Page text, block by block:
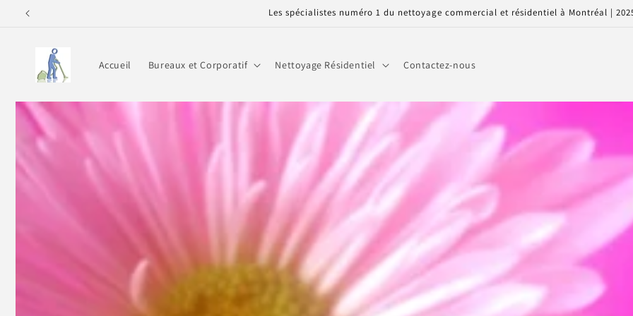
PASSER
Les spécialistes numéro 1 du nettoyage commercial et résidentiel à Montréal |
Accueil Bureaux et Corporatif Nettoyage Résidentiel Contactez-nous